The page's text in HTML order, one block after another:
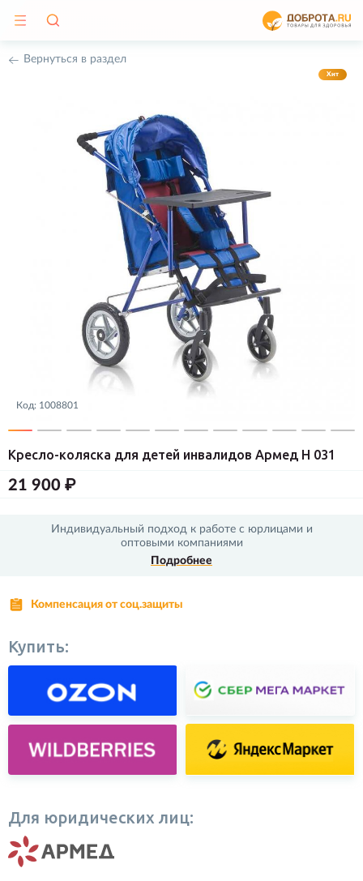
Вернуться в раздел
Хит
Код: 1008801
Кресло-коляска для детей инвалидов Армед Н 031
21 900 ₽
Индивидуальный подход к работе с юрлицами и
оптовыми компаниями
Подробнее
Компенсация от соц.защиты
Купить:
Для юридических лиц: